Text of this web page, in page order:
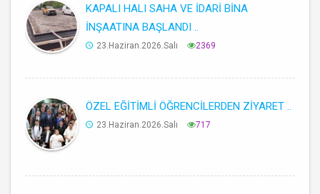
KAPALI HALI SAHA VE İDARİ BİNA
İNŞAATINA BAŞLANDI ..
23.Haziran.2026.Salı 2369
ÖZEL EĞİTİMLİ ÖĞRENCİLERDEN ZİYARET ..
23.Haziran.2026.Salı 717